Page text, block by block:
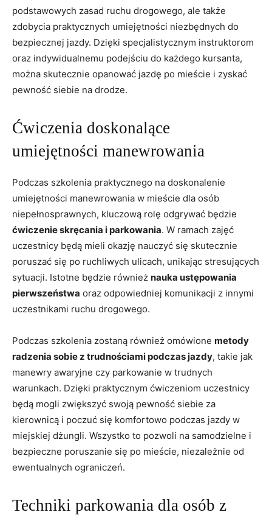
podstawowych zasad ruchu drogowego, ale także
zdobycia praktycznych umiejętności‌ niezbędnych do⁤
bezpiecznej jazdy. Dzięki specjalistycznym instruktorom
oraz‌ indywidualnemu podejściu do każdego kursanta,
⁣można ​skutecznie opanować​ jazdę po mieście i zyskać
pewność ⁣siebie ⁤na drodze.
Ćwiczenia doskonalące
umiejętności⁢ manewrowania
Podczas szkolenia praktycznego na doskonalenie
umiejętności manewrowania w mieście dla osób
niepełnosprawnych, kluczową rolę ⁣odgrywać⁣ będzie
ćwiczenie ⁣skręcania i parkowania.⁣ W ramach zajęć
uczestnicy ⁤będą mieli okazję nauczyć się‍ skutecznie
poruszać się⁤ po ⁢ruchliwych ulicach, unikając stresujących
​sytuacji. Istotne będzie również nauka ustępowania⁤
pierwszeństwa oraz odpowiedniej komunikacji ​z ​innymi
uczestnikami ⁣ruchu⁣ drogowego.
Podczas szkolenia zostaną również​ omówione metody
radzenia sobie z trudnościami podczas jazdy, takie jak
manewry​ awaryjne‍ czy parkowanie w trudnych
‌warunkach.​ Dzięki praktycznym ćwiczeniom uczestnicy
będą mogli zwiększyć swoją pewność siebie ⁤za
kierownicą ⁣i‌ poczuć się ​komfortowo podczas jazdy w
miejskiej dżungli. Wszystko ​to pozwoli na samodzielne i
bezpieczne poruszanie się po mieście, niezależnie​ od
ewentualnych​ ograniczeń.
Techniki⁤ parkowania dla osób z